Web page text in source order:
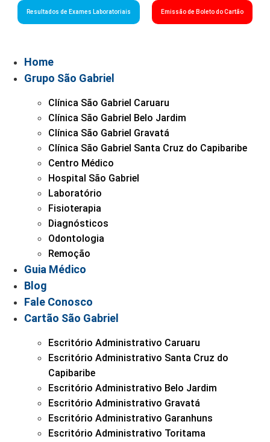
Resultados de Exames Laboratoriais Emissão de Boleto do Cartão
Home
Grupo São Gabriel
Clínica São Gabriel Caruaru
Clínica São Gabriel Belo Jardim
Clínica São Gabriel Gravatá
Clínica São Gabriel Santa Cruz do Capibaribe
Centro Médico
Hospital São Gabriel
Laboratório
Fisioterapia
Diagnósticos
Odontologia
Remoção
Guia Médico
Blog
Fale Conosco
Cartão São Gabriel
Escritório Administrativo Caruaru
Escritório Administrativo Santa Cruz do
Capibaribe
Escritório Administrativo Belo Jardim
Escritório Administrativo Gravatá
Escritório Administrativo Garanhuns
Escritório Administrativo Toritama